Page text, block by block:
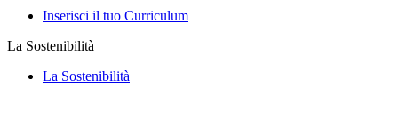
Inserisci il tuo Curriculum
La Sostenibilità
La Sostenibilità